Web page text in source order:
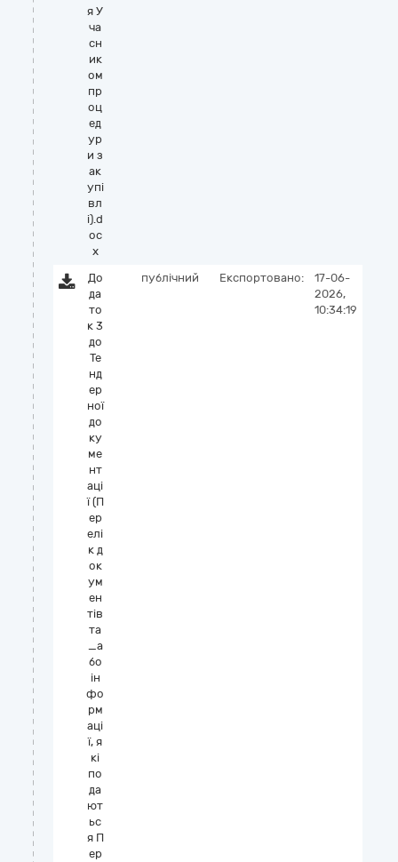
я У
ча
сн
ик
ом
пр
оц
ед
ур
и з
ак
упі
вл
і).d
oc
x
До
да
то
к 3
до
Те
нд
ер
ної
до
ку
ме
нт
аці
ї (П
ер
елі
к д
ок
ум
ен
тів
та
_а
бо
ін
фо
рм
аці
ї, я
кі
по
да
ют
ьс
я П
ер
публічний Експортовано:
17-06-
2026,
10:34:19